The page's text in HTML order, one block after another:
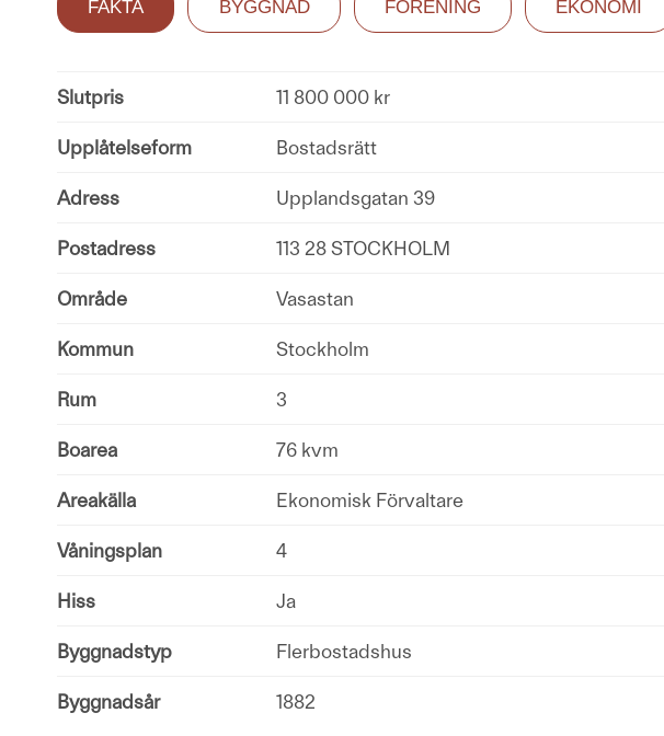
FAKTA BYGGNAD FÖRENING EKONOMI
Slutpris 11 800 000 kr
Upplåtelseform Bostadsrätt
Adress Upplandsgatan 39
Postadress 113 28 STOCKHOLM
Område Vasastan
Kommun Stockholm
Rum 3
Boarea 76 kvm
Areakälla Ekonomisk Förvaltare
Våningsplan 4
Hiss Ja
Byggnadstyp Flerbostadshus
Byggnadsår 1882